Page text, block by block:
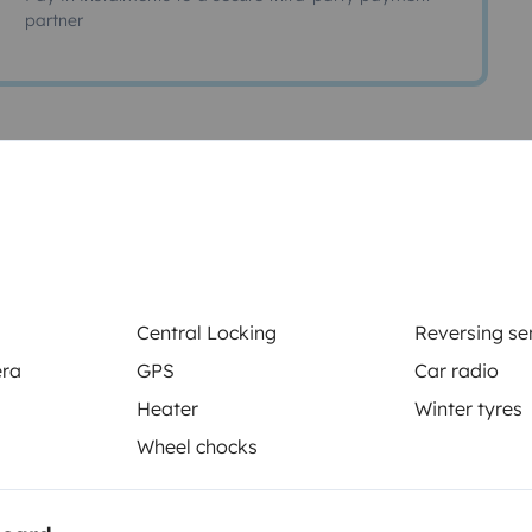
Central Locking
Reversing
GPS
Car radio
Heater
Winter tyres
Wheel chocks
partner
et parfaitement équipé
road-trip en famille ou d’un
d’une maison sur
four, un micro-ondes,
12v, chauffage à gaz ou
grâce à ses 1100w de
aussi l'utilisation de la
pendant la journée et ses